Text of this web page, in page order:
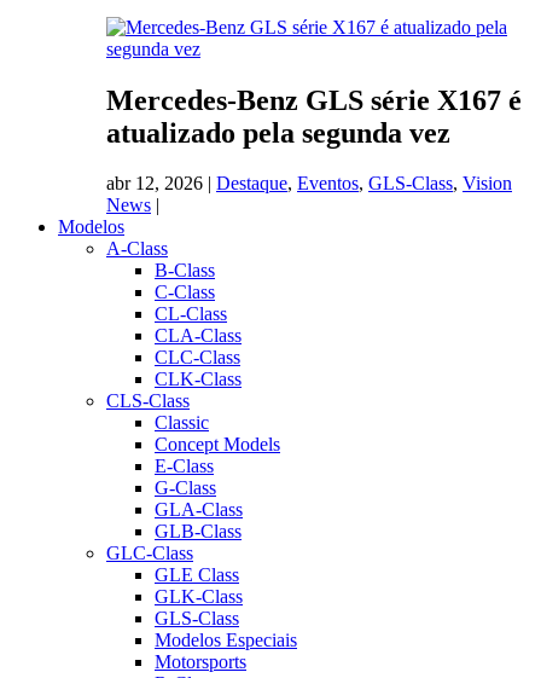
Mercedes-Benz GLS série X167 é
atualizado pela segunda vez
abr 12, 2026 | Destaque, Eventos, GLS-Class, Vision
News |
Modelos
A-Class
B-Class
C-Class
CL-Class
CLA-Class
CLC-Class
CLK-Class
CLS-Class
Classic
Concept Models
E-Class
G-Class
GLA-Class
GLB-Class
GLC-Class
GLE Class
GLK-Class
GLS-Class
Modelos Especiais
Motorsports